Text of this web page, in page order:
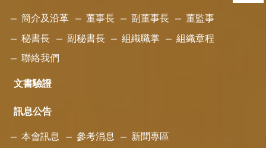
簡介及沿革 董事長 副董事長 董監事
秘書長 副秘書長 組織職掌 組織章程
聯絡我們
文書驗證
訊息公告
本會訊息 參考消息 新聞專區